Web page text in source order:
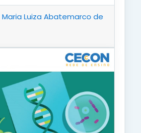
Maria Luiza Abatemarco de